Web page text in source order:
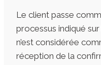
Le client passe
processus indiqué
n’est considérée
réception de la